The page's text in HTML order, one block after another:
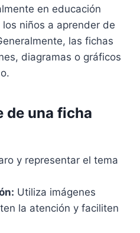
en educación
niños a aprender de
las fichas
diagramas o gráficos
de una ficha
y representar el tema
Utiliza imágenes
la atención y faciliten